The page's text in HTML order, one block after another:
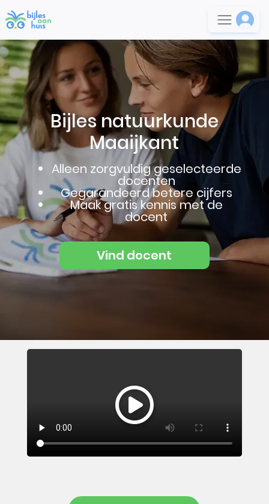
Bijles natuurkunde
Maaijkant
Alleen zorgvuldig geselecteerde
docenten
Gegarandeerd betere cijfers
Maak gratis kennis met de
docent
Vind docent